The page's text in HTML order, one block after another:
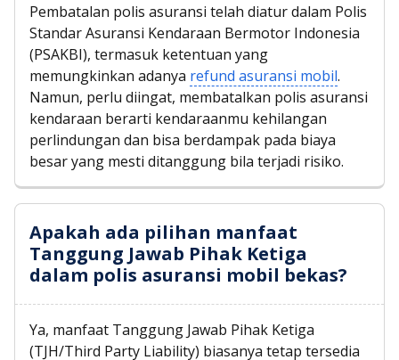
Pembatalan polis asuransi telah diatur dalam Polis
Standar Asuransi Kendaraan Bermotor Indonesia
(PSAKBI), termasuk ketentuan yang
memungkinkan adanya refund asuransi mobil.
Namun, perlu diingat, membatalkan polis asuransi
kendaraan berarti kendaraanmu kehilangan
perlindungan dan bisa berdampak pada biaya
besar yang mesti ditanggung bila terjadi risiko.
Apakah ada pilihan manfaat
Tanggung Jawab Pihak Ketiga
dalam polis asuransi mobil bekas?
Ya, manfaat Tanggung Jawab Pihak Ketiga
(TJH/Third Party Liability) biasanya tetap tersedia